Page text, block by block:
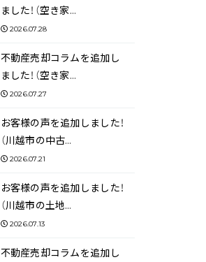
ました！（空き家…
2026.07.28
不動産売却コラムを追加し
ました！（空き家…
2026.07.27
お客様の声を追加しました！
（川越市の中古…
2026.07.21
お客様の声を追加しました！
（川越市の土地…
2026.07.13
不動産売却コラムを追加し